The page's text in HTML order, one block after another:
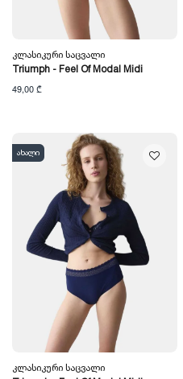
Კლასიკური Საცვალი
Triumph - Feel Of Modal Midi
49,00 ₾
ახალი
Კლასიკური Საცვალი